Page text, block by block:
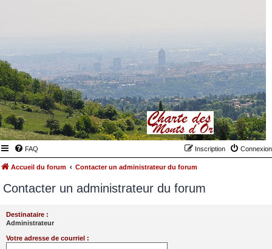
FAQ Connexion
Inscription
Accueil du forum Contacter un administrateur du forum
Contacter un administrateur du forum
Destinataire :
Administrateur
Votre adresse de courriel :